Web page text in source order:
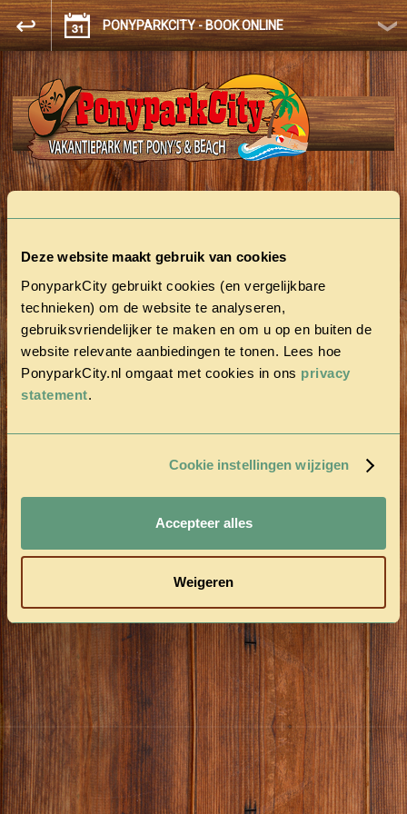
Deze website maakt gebruik van cookies
PonyparkCity gebruikt cookies (en vergelijkbare
technieken) om de website te analyseren,
gebruiksvriendelijker te maken en om u op en buiten de
website relevante aanbiedingen te tonen. Lees hoe
PonyparkCity.nl omgaat met cookies in ons privacy
statement.
Cookie instellingen wijzigen
Accepteer alles
Weigeren
PONYPARKCITY - BOOK ONLINE
FULLY BOOKED!
No vacant accommodation was found.